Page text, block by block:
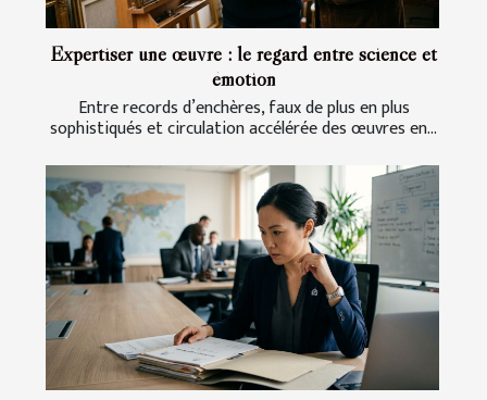
Expertiser une œuvre : le regard entre science et
émotion
Entre records d’enchères, faux de plus en plus
sophistiqués et circulation accélérée des œuvres en...